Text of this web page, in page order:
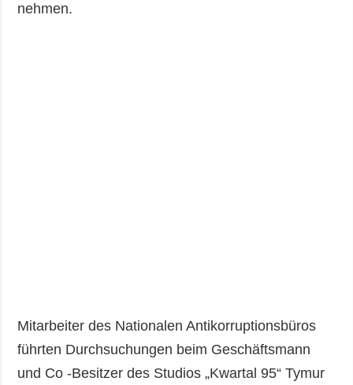
nehmen.
Mitarbeiter des Nationalen Antikorruptionsbüros
führten Durchsuchungen beim Geschäftsmann
und Co -Besitzer des Studios „Kwartal 95“ Tymur